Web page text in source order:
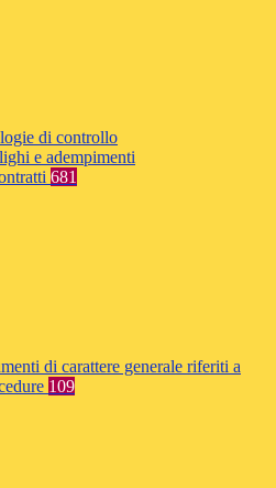
di controllo
e adempimenti
681
di carattere generale riferiti a
109